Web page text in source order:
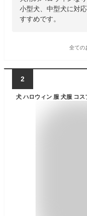
小型犬、中型犬に対
すすめです。
全ての
2